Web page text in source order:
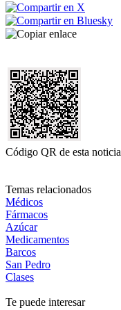
Código QR de esta noticia
Temas relacionados
Médicos
Fármacos
Azúcar
Medicamentos
Barcos
San Pedro
Clases
Te puede interesar